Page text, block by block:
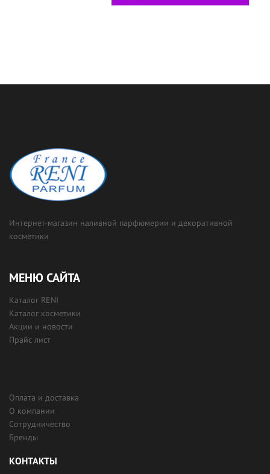
Интернет-магазин наливной парфюмерии и декоративной
косметики
МЕНЮ САЙТА
Каталог RENI
Каталог косметики
Акции и новости
Прайс лист
Оплата и доставка
О компании
Сотрудничество
Бренды
КОНТАКТЫ